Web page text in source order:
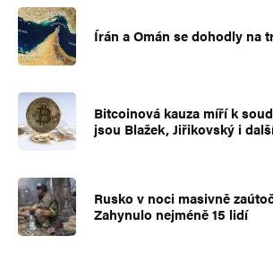
Írán a Omán se dohodly na
Bitcoinová kauza míří k
jsou Blažek, Jiřikovský i
Rusko v noci masivně
Zahynulo nejméně 15 lidí